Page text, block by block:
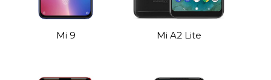
Mi 9 Mi A2 Lite